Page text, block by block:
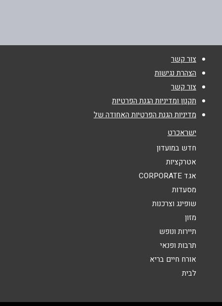
אימייל*
נושא*
אנא חזרו אלי בקשר ל...
הודעה*
צור קשר
הצהרת נגישות
צור קשר
תקנון ומדיניות הגנת הפרטיות
מדיניות הגנת הפרטיות האחודה של
ישראכרט
חדש במועדון
אטרקציות
אגד CORPORATE
מסעדות
שופינג וצרכנות
מזון
תיירות ונופש
תרבות ופנאי
אורח חיים בריא
לבית